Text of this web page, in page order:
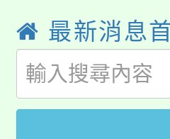
生本土語
公告本校
代理(課)
公告本校
代理(課)
轉知中國
《TA101
轉知苗
最新消息